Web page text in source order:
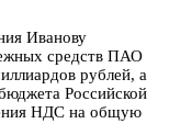
Иванову
средств ПАО
рублей, а
Российской
НДС на общую